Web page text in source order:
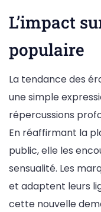
L’impact
populaire
La tendance des
une simple
répercussions
En réaffirmant la
public, elle les
sensualité. Les
et adaptent leurs
cette nouvelle